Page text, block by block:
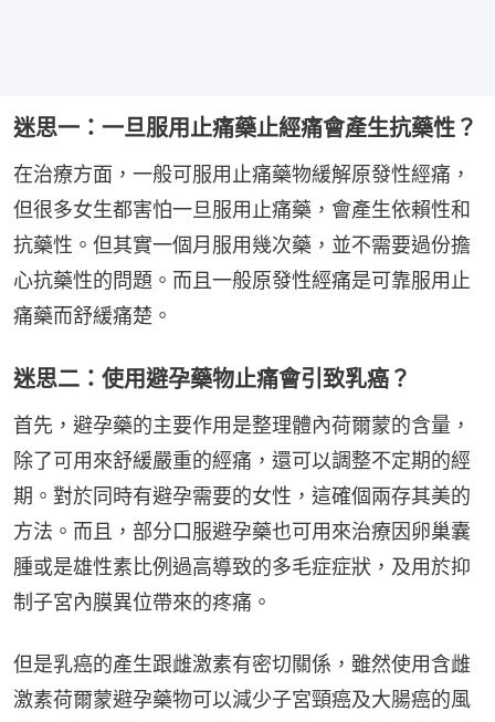
迷思一：一旦服用止痛藥止經痛會產生抗藥性？
在治療方面，一般可服用止痛藥物緩解原發性經痛，
但很多女生都害怕一旦服用止痛藥，會產生依賴性和
抗藥性。但其實一個月服用幾次藥，並不需要過份擔
心抗藥性的問題。而且一般原發性經痛是可靠服用止
痛藥而舒緩痛楚。
迷思二：使用避孕藥物止痛會引致乳癌？
首先，避孕藥的主要作用是整理體內荷爾蒙的含量，
除了可用來舒緩嚴重的經痛，還可以調整不定期的經
期。對於同時有避孕需要的女性，這確個兩存其美的
方法。而且，部分口服避孕藥也可用來治療因卵巢囊
腫或是雄性素比例過高導致的多毛症症狀，及用於抑
制子宮內膜異位帶來的疼痛。
但是乳癌的產生跟雌激素有密切關係，雖然使用含雌
激素荷爾蒙避孕藥物可以減少子宮頸癌及大腸癌的風